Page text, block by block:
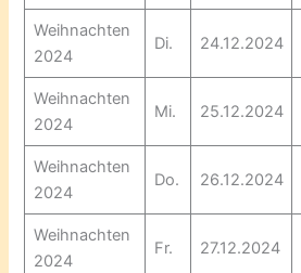
Weihnachten
2024
Di. 24.12.2024
Weihnachten
2024
Mi. 25.12.2024
Weihnachten
2024
Do. 26.12.2024
Weihnachten
2024
Fr. 27.12.2024